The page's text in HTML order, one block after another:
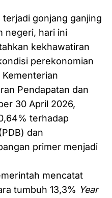
gonjang ganjing
negeri, hari ini
kekhawatiran
perekonomian
Pendapatan dan
30 April 2026,
terhadap
dan
primer menjadi
mencatat
tumbuh 13,3% Year